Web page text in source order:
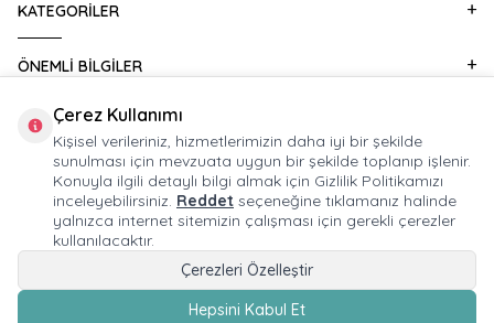
KATEGORILER
ÖNEMLI BILGILER
HIZLI ERIŞIM
KURUMSAL SATIŞ
E-BÜLTEN ABONELIĞI
Çerez Kullanımı
Kişisel verileriniz, hizmetlerimizin daha iyi bir şekilde
sunulması için mevzuata uygun bir şekilde toplanıp işlenir.
Konuyla ilgili detaylı bilgi almak için Gizlilik Politikamızı
inceleyebilirsiniz. Reddet seçeneğine tıklamanız halinde
yalnızca internet sitemizin çalışması için gerekli çerezler
kullanılacaktır.
Çerezleri Özelleştir
Hepsini Kabul Et